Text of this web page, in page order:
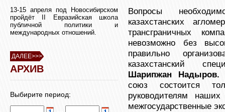
13-15 апреля под Новосибирском
пройдёт II Евразийская школа
публичной политики и
международных отношений.
ДАЛЕЕ>>>
АРХИВ
Выбирите период:
Вопросы
казахстанских
трансграничных
невозможно без
правильно
казахстанский
Шарипжан
союз состоится
руководителям
межгосударственные